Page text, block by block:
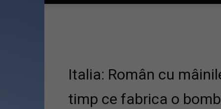
Italia: Român cu
timp ce fabrica o